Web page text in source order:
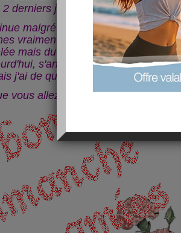
derniers jours.
malgré tout ...... Depuis
vraiment rentrés dans l'hiver,
mais du soleil dans la journée,
s'annonce un dimanche gris
j'ai de quoi m'occuper à la maison
vous allez bien et je vous